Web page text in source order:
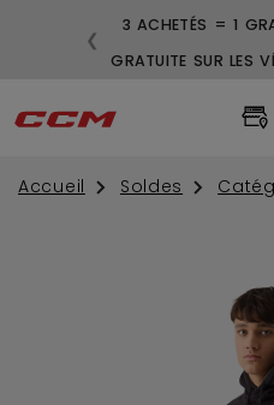
3 ACHETÉS = 1
GRATUITE SUR LES
❮
Accueil Soldes